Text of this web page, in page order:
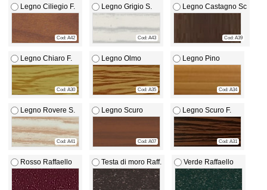
Legno Ciliegio F.
Cod: A42
Legno Grigio S.
Cod: A43
Legno Castagno Sc
Cod: A39
Legno Chiaro F.
Cod: A30
Legno Olmo
Cod: A35
Legno Pino
Cod: A34
Legno Rovere S.
Cod: A41
Legno Scuro
Cod: A07
Legno Scuro F.
Cod: A31
Rosso Raffaello Testa di moro Raff. Verde Raffaello